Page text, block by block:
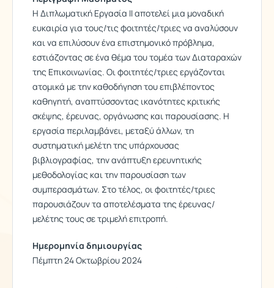
Η Διπλωματική Εργασία ΙΙ αποτελεί μια μοναδική
ευκαιρία για τους/τις φοιτητές/τριες να αναλύσουν
και να επιλύσουν ένα επιστημονικό πρόβλημα,
εστιάζοντας σε ένα θέμα του τομέα των Διαταραχών
της Επικοινωνίας. Οι φοιτητές/τριες εργάζονται
ατομικά με την καθοδήγηση του επιβλέποντος
καθηγητή, αναπτύσσοντας ικανότητες κριτικής
σκέψης, έρευνας, οργάνωσης και παρουσίασης. Η
εργασία περιλαμβάνει, μεταξύ άλλων, τη
συστηματική μελέτη της υπάρχουσας
βιβλιογραφίας, την ανάπτυξη ερευνητικής
μεθοδολογίας και την παρουσίαση των
συμπερασμάτων. Στο τέλος, οι φοιτητές/τριες
παρουσιάζουν τα αποτελέσματα της έρευνας/
μελέτης τους σε τριμελή επιτροπή.
Ημερομηνία δημιουργίας
Πέμπτη 24 Οκτωβρίου 2024